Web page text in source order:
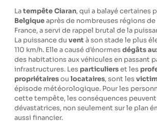
Latempête Ciaran, qui a balayé certaines
Belgiqueaprès de nombreuses régions de
France, a servi de rappel brutal de la
La puissance duventà son stade le plus
110 km/h. Elle a causé d’énormesdégâts
des habitations aux véhicules en passant
infrastructures. Les particulierset les
propriétairesoulocataires, sont les
épisode météorologique. Pour les
cette tempête, les conséquences
dévastatrices, non seulement sur le plan
aussi financier.